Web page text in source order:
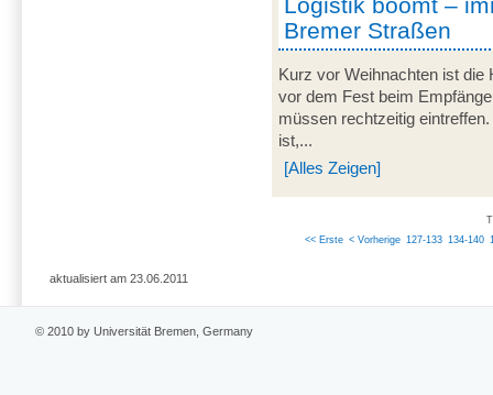
Logistik boomt –
Bremer Straßen
Kurz vor Weihnachten ist die
vor dem Fest beim
müssen rechtzeitig
ist,...
[Alles Zeigen]
<< Erste < Vorherige 127-133 134-140
aktualisiert am 23.06.2011
© 2010 by Universität Bremen, Germany